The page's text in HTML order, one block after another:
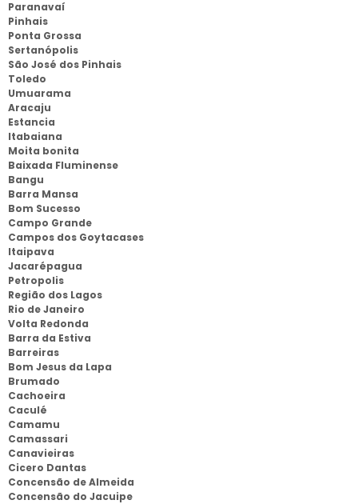
Paranavaí
Pinhais
Ponta Grossa
Sertanópolis
São José dos Pinhais
Toledo
Umuarama
Aracaju
Estancia
Itabaiana
Moita bonita
Baixada Fluminense
Bangu
Barra Mansa
Bom Sucesso
Campo Grande
Campos dos Goytacases
Itaipava
Jacarépagua
Petropolis
Região dos Lagos
Rio de Janeiro
Volta Redonda
Barra da Estiva
Barreiras
Bom Jesus da Lapa
Brumado
Cachoeira
Caculé
Camamu
Camassari
Canavieiras
Cicero Dantas
Concensão de Almeida
Concensão do Jacuipe